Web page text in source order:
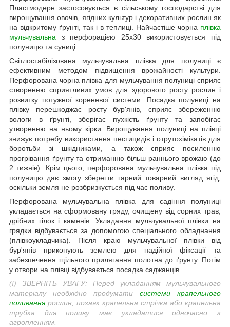
Пластмодерн застосовується в сільському господарстві для
вирощування овочів, ягідних культур і декоративних рослин як
на відкритому ґрунті, так і в теплиці. Найчастіше чорна плівка
мульчувальна з перфорацією 25х30 використовується під
полуницю та суниці.
Світлостабілізована мульчувальна плівка для полуниці є
ефективним методом підвищення врожайності культури.
Перфорована чорна плівка для мульчування полуниці сприяє
створенню сприятливих умов для здорового росту рослин і
розвитку потужної кореневої системи. Посадка полуниці на
плівку перешкоджає росту бур'янів, сприяє збереженню
вологи в ґрунті, зберігає пухкість ґрунту та запобігає
утворенню на ньому кірки. Вирощування полуниці на плівці
знижує потребу використання пестицидів і отрутохімікатів для
боротьби зі шкідниками, а також сприяє посиленню
прогрівання ґрунту та отриманню більш раннього врожаю (до
2 тижнів). Крім цього, перфорована мульчувальна плівка під
полуницю дає змогу зберегти гарний товарний вигляд ягід,
оскільки земля не розбризкується під час поливу.
Перфорована мульчувальна плівка для садіння полуниці
укладається на сформовану гряду, очищену від сорних трав,
дрібних гілок і каменів. Укладання мульчувальної плівки на
грядки відбувається за допомогою спеціального обладнання
(плівкоукладчика). Після краю мульчувальної плівки від
бур'янів прикопують землею для надійної фіксації та
забезпечення щільного прилягання полотна до ґрунту. Потім
у отвори на плівці відбувається посадка саджанців.
(!) ЗВЕРНІТЬ УВАГУ: Перед укладанням мульчувального
матеріалу необхідно продумати системи крапельного
поливання рослин, позаяк крапельна стрічка або крапельна
трубка для поливу має укладатися одночасно з
агропленням.